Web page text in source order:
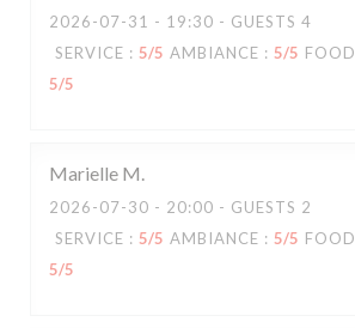
2026-07-31 - 19:30 - GUESTS 4
SERVICE : 5/5 AMBIANCE : 5/5 FOOD
5/5
Marielle M
2026-07-30 - 20:00 - GUESTS 2
SERVICE : 5/5 AMBIANCE : 5/5 FOOD
5/5